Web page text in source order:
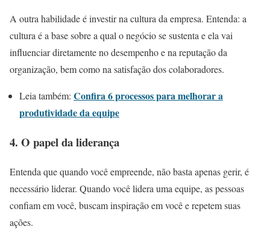
A outra habilidade é investir na cultura da empresa. Entenda: a
cultura é a base sobre a qual o negócio se sustenta e ela vai
influenciar diretamente no desempenho e na reputação da
organização, bem como na satisfação dos colaboradores.
Leia também: Confira 6 processos para melhorar a
produtividade da equipe
4. O papel da liderança
Entenda que quando você empreende, não basta apenas gerir, é
necessário liderar. Quando você lidera uma equipe, as pessoas
confiam em você, buscam inspiração em você e repetem suas
ações.